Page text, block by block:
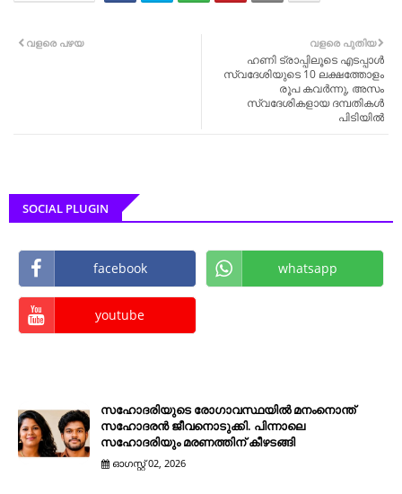
വളരെ പുതിയ
ഹണി ട്രാപ്പിലൂടെ എടപ്പാൾ
സ്വദേശിയുടെ 10 ലക്ഷത്തോളം
രൂപ കവർന്നു, അസം
സ്വദേശികളായ ദമ്പതികൾ
പിടിയിൽ
വളരെ പഴയ
SOCIAL PLUGIN
facebook whatsapp
youtube
സഹോദരിയുടെ രോഗാവസ്ഥയിൽ മനംനൊന്ത്
സഹോദരൻ ജീവനൊടുക്കി. പിന്നാലെ
സഹോദരിയും മരണത്തിന് കീഴടങ്ങി
ഓഗസ്റ്റ് 02, 2026